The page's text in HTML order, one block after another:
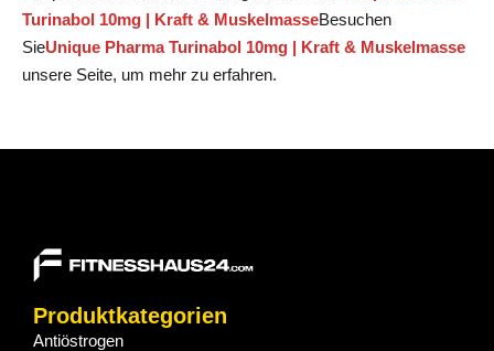
Turinabol 10mg | Kraft & MuskelmasseBesuchen
SieUnique Pharma Turinabol 10mg | Kraft & Muskelmasse
unsere Seite, um mehr zu erfahren.
Produktkategorien
Antiöstrogen